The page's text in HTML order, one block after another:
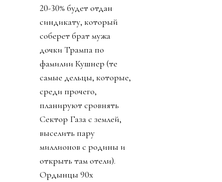
20-30% будет отдан
синдикату, который
соберет брат мужа
дочки Трампа по
фамилии Кушнер (те
самые дельцы, которые,
среди прочего,
планируют сровнять
Сектор Газа с землей,
выселить пару
миллионов с родины и
открыть там отели).
Ордынцы 90х